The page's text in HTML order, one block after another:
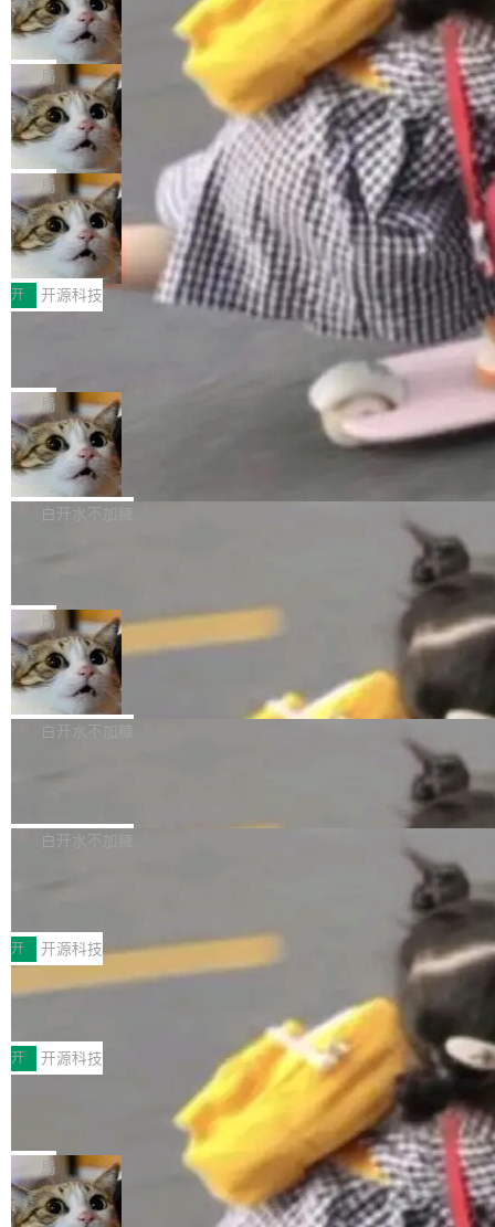
nt智能测试系统入选AI测试领域代表产品。对CI
O而言，这提示了一个转变：AI测试正在从效率
工具升级为企业的质量基础设施。 CIO面对的新
现实 过去两年，CIO们的焦虑清单上多了两项：
一是如何让大模型和智能体应用安全地从PoC走
向生产，二是如何让测试团队跟得上AI应用...
（sum type）。但他说清楚了一件事：这不是类
型系统的学术体操，是日常编码的思维方式。 文
章从一个简单的例子切入。一个网站的深色主题
设置，如果用布尔值 + 可空字段来表示——bool
ean 表示是否可切换，nullable 的默认模式、浅
色方案、深色方案——会产生大量无意义的组
合。方案缺了、配置冲突了、全 null 了。要知道
哪些组合有效，作者说，你得靠"文档、校验、或
者部落知识"。 换个写法。Rust 的 enum，两个
变体：Switchable...
Cloudflare 开源内部企业 AI 平台 Clou
dflare OS
Cloudflare 发布了一个开源项目 Cloudflare O
S。如果你只看官方博客，你会觉得这是又一
个"AI 知识库 + 聊天机器人"——每个大厂都在
做，没什么新鲜的。 但 Kenton Varda 在 Twitte
r 上把事情说清楚了： 今天我们发布了 Cloudfla
re OS，一个带连接器的聊天机器人，跟其他所
有科技公司做的一样。只不过，实际上它不一
样。这是 Sandstorm.io 的重制版，我十年前的
那个创业公司。不同的是，这次它构建在 Cloudf
lare Workers 上——我花了九年时间搭建的平台
——并且深度集成了 AI。这基本上是我十年秘密
局
Deno 团队开源 Celld，可自托管的分
布式 Durable Objects
Ryan Dahl 领导的 Deno 团队推出了最新开源项
目 Celld，一个能在自己机器上运行 Cloudflare
Workers 和 Durable Objects 的守护进程。 设
计思路很直接：每个对象是一个独立的 SQLite
数据库，按名称寻址，复制到你自己的 S3 兼容
存储库里。节点之间只通过这个存储库协调——
没有控制平面，没有共识协议。每个对象自带一
个小型数据库，应用天然按分片构建，单个数据
库的竞争和爆炸半径问题在设计层面就被消除
了。 闲置的 cell 会休眠到几乎不占资源。当 cel
l 迁移或唤醒时，新宿主从 S3 恢复 SQLite 数据
库继续执行。存储库是持久化的唯一真相...
局
鲁大师7月新机性能/流畅/AI榜：vivo夺
性能、流畅双第一，三星Galaxy Z系列
新折叠缺席
2026年7月的手机市场，由于存储等硬件成本暴
增，手机厂商的日子也不好过啊，新机速度明显
放缓，因此硝烟味淡了许多。新机参数规格除开
高价的三星折叠（三星Galaxy Z Fold8 Ultra / Z
Fold8 / Z Flip8）外，其余要么是中低端机器，
例如iQOO Z11i、REDMI Note 17、REDMI No
te 17 Pro、OPPO K15，要么是vivo X300 E这
样的次旗舰。 Galaxy Z Fold8 Ultra / Z Fold8 /
Z Flip8三款折叠屏新机均在7月22日发布，且全
部搭载骁龙8 Elite Gen5 for Galaxy，它们本该
开 开源科技
Zed 编辑器团队发布了新项目——DeltaDB，一
个在 git commit 之间记录每一次编辑操作的版
本控制系统。目前处于 Early Access 阶段。 De
ltaDB 的核心思路直接写在 landing page 最显
眼的位置：「Software is made between com
mits」——软件是在 commit 之间写出来的。git
是把这段空隙补上。 回退到任何一次编辑：Delt
aDB 捕获 commit 之间的每一次操作，...
局
SpaceXAI 单季资本开支达 183 亿美元
根据风险投资人Tomer Tunguz 博客（VC 分
析）披露的最新分析与第二季度业绩报告，Spac
微软同期总资本开支的四成。 与亚马逊、Alpha
bet、微软以及 Meta 等传统科技巨头相比，Spa
ceXAI的资金消耗速度尤为引人瞩目。然而，支
撑庞大支出的资金来源却呈现出截然不同的面
貌。数据显示，微软和 Meta 主要依托充沛的经
白开水不加糖
一个在终端里运行的编程 agent；Muse Spark
1.2，驱动这个 agent 的新模型。一句话概括：
你可以用 curl -fsSL https://dev.meta.ai/install.
sh | bash 安装一个能在大项目里自动规划、写
代码、验证结果的 AI 终端工具。 据介绍，Muse
个主 agent 循环，外加一组后台 agent。这些后
局
美团开源 LoHoSearch，用知识图谱校
准 AI 能力认知
机器出题的前提，是让机器拥有全局视野。整个
构建流程可以分为四个环节：建图 → 控制难度
白开水不加糖
库，并将作为transport接入Mooncake TENT。
MPComm将作为一种传输引擎接入Mooncake T
ENT，实现零拷贝传输性能提升30%、非零拷贝
传输性能最高提升5倍。UCL-MPComm底层基
于自研UCL-Engine通信引擎，后续腾讯网平将
持续开源更多基于UCL-Engine的高性能通信组
件。 腾讯网平团队在UCL-MPComm中实现了一
个独立于业务线程的全局通信引擎（Engine），
白开水不加糖
型案例入选名单》，深信服“面向企业研发场景的
开源 AI 编程平台 CoStrict 应用”凭借卓越的技术
创新与落地成效成功入选。 全链路私有化部署，
助力企业AI研发安全落地 当前，越来越多企业已
经开始引入 AI Coding 工具，通过调用公有云模
型或企业内部部署模型提升研发效率。但随着 AI
Coding 从个人辅助工具逐步走向团队级、组织
级应用，企业在规模化落地过程中，对安全性、
可控性和代码质量提出了更高要求。 首先是数据
安全与合规要求。对于大多数普通研发场景，公
有云模型能够满足快速试用和效率提升的需求。
开 开源科技
深信服AI算力网关入选工信部人工智能
前不久，工业和信息化部正式发布《2025年人工
智能应用典型案例名单》，集中展示人工智能在
各领域的应用成果，覆盖技术底座、行业赋能、
产品应用、支撑保障、专题等五大方向。深信服
AI算力网关（AI创新平台）成功入选！ 随着各行
各业的Agent走向规模化建设，算力构成形态逐
渐丰富，用户关注的重点也在发生变化：不只是
让AI用起来，还要进一步看清混合算力时代下，
开 开源科技
Jeff Dean 离开 Google：一个时代的结
束，一个实验室的开始
Google 员工编号 20。MapReduce 作者之一。
Bigtable 作者之一。TensorFlow 的作者之一。
Gemini 的架构师。Google 首席科学家。 Jeff D
ean 在 Google 工作了 27 年后，宣布离职。 他
局
🔥 SolonCode v2026.8.4 发布：界面